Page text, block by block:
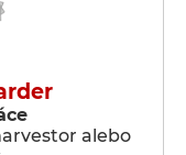
alebo